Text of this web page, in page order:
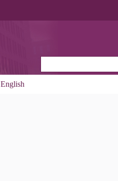
English